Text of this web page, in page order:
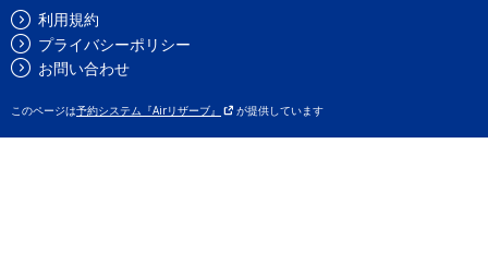
利用規約
プライバシーポリシー
お問い合わせ
このページは予約システム『Airリザーブ』 が提供しています